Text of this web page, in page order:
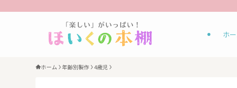
ホ
ホーム 年齢別製作 4歳児